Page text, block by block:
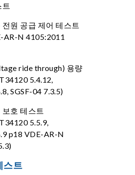
트
원 공급 제어 테스트
AR-N 4105:2011
ride through) 용량
5.4.12,
SGSF-04 7.3.5)
호 테스트
5.5.9,
p18 VDE-AR-N
스트